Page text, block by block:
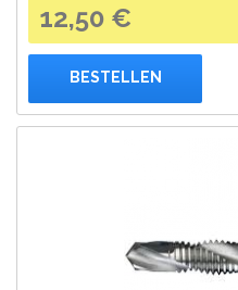
12,50 €
BESTELLEN